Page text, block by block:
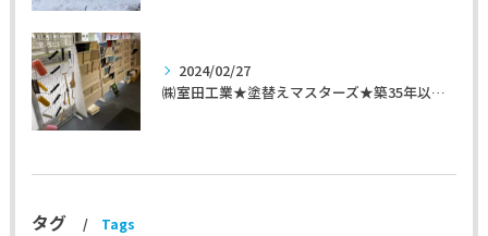
2024/02/27
㈱室田工業★塗替えマスターズ★築35年以上のお宅の施工事例
タグ Tags